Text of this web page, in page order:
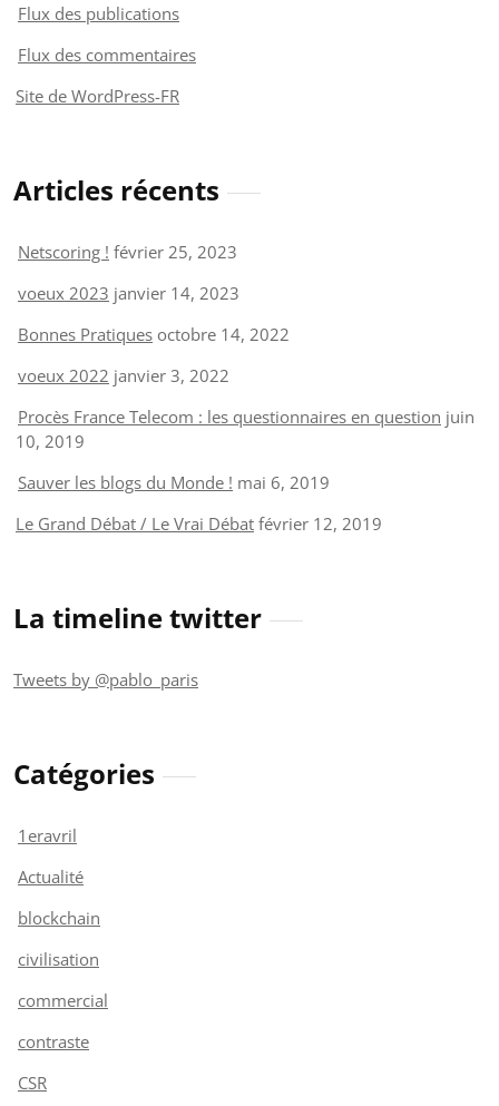
Flux des publications
Flux des commentaires
Site de WordPress-FR
Articles récents
Netscoring ! février 25, 2023
voeux 2023 janvier 14, 2023
Bonnes Pratiques octobre 14, 2022
voeux 2022 janvier 3, 2022
Procès France Telecom : les questionnaires en question juin
10, 2019
Sauver les blogs du Monde ! mai 6, 2019
Le Grand Débat / Le Vrai Débat février 12, 2019
La timeline twitter
Tweets by @pablo_paris
Catégories
1eravril
Actualité
blockchain
civilisation
commercial
contraste
CSR